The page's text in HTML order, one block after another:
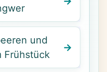
und
Frühstück